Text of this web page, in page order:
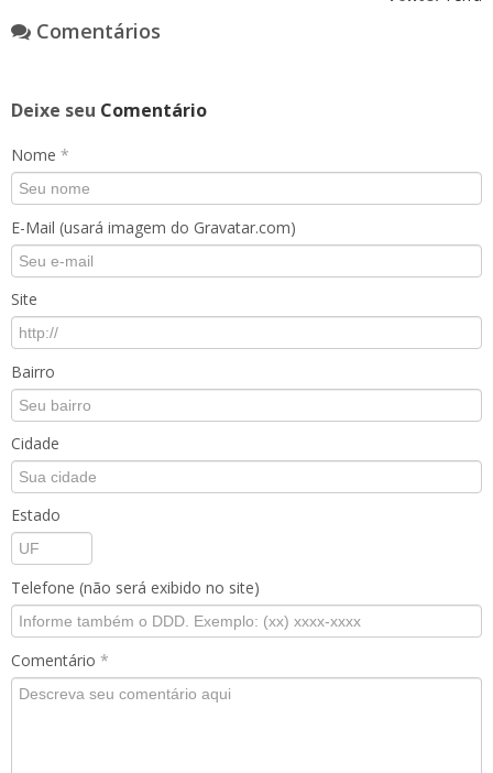
Comentários
Deixe seu Comentário
Nome *
E-Mail (usará imagem do Gravatar.com)
Site
Bairro
Cidade
Estado
Telefone (não será exibido no site)
Comentário *